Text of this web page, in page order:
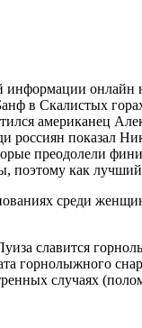
информации онлайн
в Скалистых
американец
россиян показал
преодолели
поэтому как
среди
славится
горнолыжного
случаях